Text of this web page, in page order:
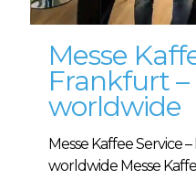
Messe
Frankfurt –
worldwide
Messe Kaffee Service
worldwide Messe